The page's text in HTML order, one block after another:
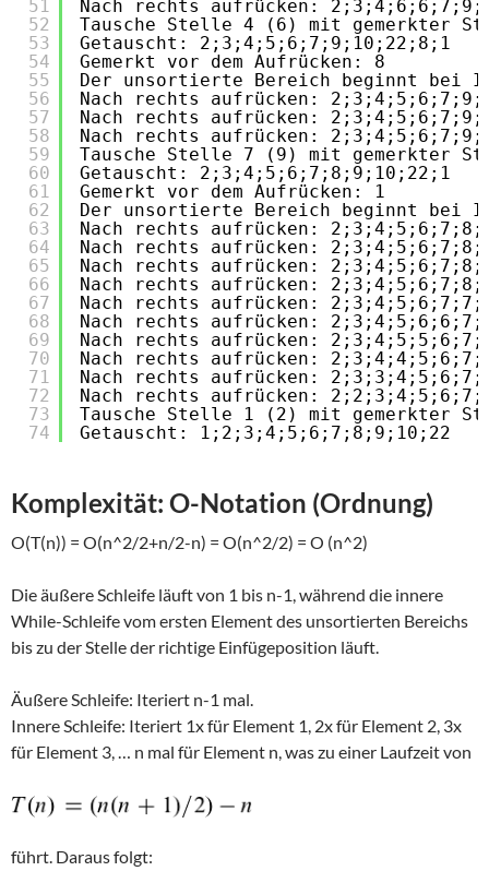
51
52
53
54
55
56
57
58
59
60
61
62
63
64
65
66
67
68
69
70
71
72
73
74
Nach rechts aufrücken:
Tausche Stelle 4 (6) mit gemerkter
Getauscht: 2;3;4;5;6;7;9;10;22;8;1
Gemerkt vor dem Aufrücken: 8
Der unsortierte Bereich beginnt bei
Nach rechts aufrücken:
Nach rechts aufrücken:
Nach rechts aufrücken:
Tausche Stelle 7 (9) mit gemerkter
Getauscht: 2;3;4;5;6;7;8;9;10;22;1
Gemerkt vor dem Aufrücken: 1
Der unsortierte Bereich beginnt bei
Nach rechts aufrücken:
Nach rechts aufrücken:
Nach rechts aufrücken:
Nach rechts aufrücken:
Nach rechts aufrücken:
Nach rechts aufrücken:
Nach rechts aufrücken:
Nach rechts aufrücken:
Nach rechts aufrücken:
Nach rechts aufrücken:
Tausche Stelle 1 (2) mit gemerkter
Getauscht: 1;2;3;4;5;6;7;8;9;10;22
Komplexität: O-Notation (Ordnung)
O(T(n)) = O(n^2/2+n/2-n) = O(n^2/2) = O (n^2)
Die äußere Schleife läuft von 1 bis n-1, während die innere
While-Schleife vom ersten Element des unsortierten Bereichs
bis zu der Stelle der richtige Einfügeposition läuft.
Äußere Schleife: Iteriert n-1 mal.
Innere Schleife: Iteriert 1x für Element 1, 2x für Element 2, 3x
für Element 3, … n mal für Element n, was zu einer Laufzeit von
führt. Daraus folgt: